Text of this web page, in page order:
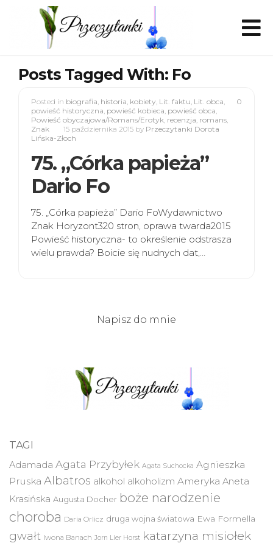
Posts Tagged With: Fo
0
Posted in biografia, historia, kobiety, Lit. faktu, Lit. obca,
powieść historyczna, powieść kobieca, powieść obca,
Powieść obyczajowa/Romans/Erotyk, recenzja, romans,
Znak
15 października 2015 by Przeczytanki Dorota
Lińska-Złoch
75. „Córka papieża”
Dario Fo
75. „Córka papieża” Dario FoWydawnictwo
Znak Horyzont320 stron, oprawa twarda2015
Powieść historyczna- to określenie odstrasza
wielu prawda? Boicie się nudnych dat,…
Napisz do mnie
TAGI
Adamada Agata Przybyłek Agata Suchocka Agnieszka
Pruska Albatros alkohol alkoholizm Ameryka Aneta
Krasińska Augusta Docher boże narodzenie
choroba Daria Orlicz druga wojna światowa Ewa Formella
gwałt Iwona Banach Jorn Lier Horst katarzyna misiołek